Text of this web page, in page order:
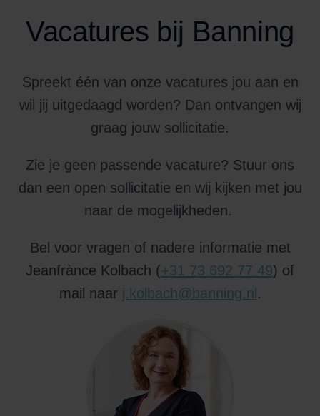
Vacatures bij Banning
Spreekt één van onze vacatures jou aan en
wil jij uitgedaagd worden? Dan ontvangen wij
graag jouw sollicitatie.
Zie je geen passende vacature? Stuur ons
dan een open sollicitatie en wij kijken met jou
naar de mogelijkheden.
Bel voor vragen of nadere informatie met
Jeanfrànce Kolbach (+31 73 692 77 49) of
mail naar j.kolbach@banning.nl .